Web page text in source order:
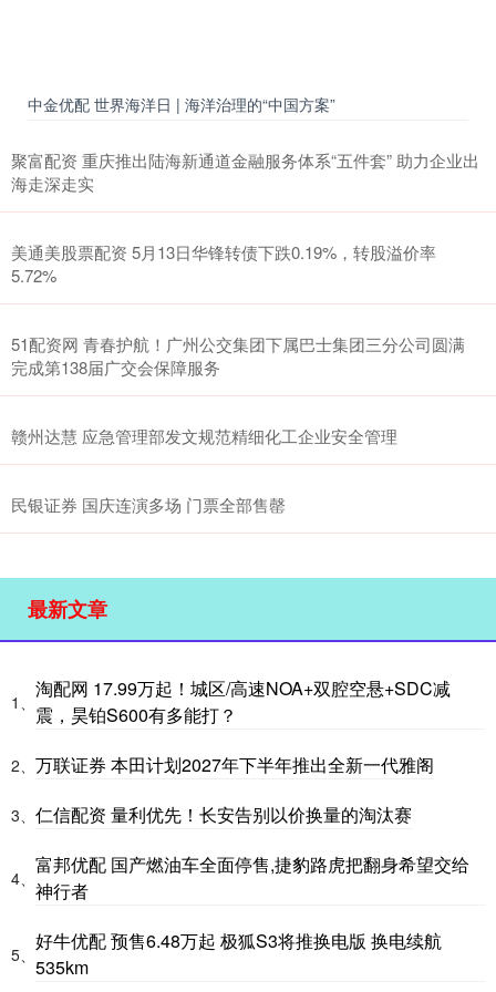
中金优配 世界海洋日 | 海洋治理的“中国方案”
聚富配资 重庆推出陆海新通道金融服务体系“五件套” 助力企业出
海走深走实
美通美股票配资 5月13日华锋转债下跌0.19%，转股溢价率
5.72%
51配资网 青春护航！广州公交集团下属巴士集团三分公司圆满
完成第138届广交会保障服务
赣州达慧 应急管理部发文规范精细化工企业安全管理
民银证券 国庆连演多场 门票全部售罄
最新文章
1、
淘配网 17.99万起！城区/高速NOA+双腔空悬+SDC减
震，昊铂S600有多能打？
2、 万联证券 本田计划2027年下半年推出全新一代雅阁
3、 仁信配资 量利优先！长安告别以价换量的淘汰赛
4、
富邦优配 国产燃油车全面停售,捷豹路虎把翻身希望交给
神行者
5、
好牛优配 预售6.48万起 极狐S3将推换电版 换电续航
535km